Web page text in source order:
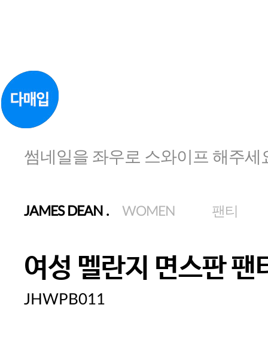
썸네일을 좌우로 스와이프 해주세
JAMES DEAN . WOMEN 팬티
여성 멜란지 면스판 팬
JHWPB011